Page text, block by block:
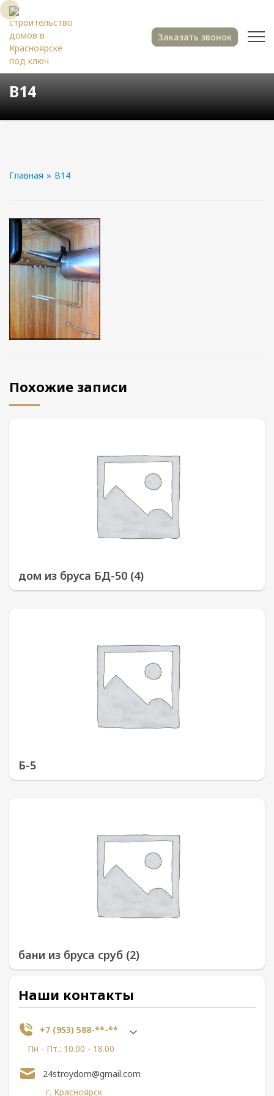
Заказать звонок
В14
Главная » В14
Похожие записи
дом из бруса БД-50 (4)
Б-5
бани из бруса сруб (2)
Наши контакты
+7 (953) 588-**-**
Пн - Пт.: 10.00 - 18.00
г. Красноярск
24stroydom@gmail.com